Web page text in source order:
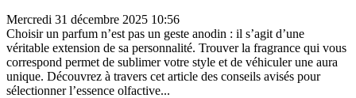
Mercredi 31 décembre 2025 10:56
Choisir un parfum n’est pas un geste anodin : il s’agit d’une
véritable extension de sa personnalité. Trouver la fragrance qui vous
correspond permet de sublimer votre style et de véhiculer une aura
unique. Découvrez à travers cet article des conseils avisés pour
sélectionner l’essence olfactive...